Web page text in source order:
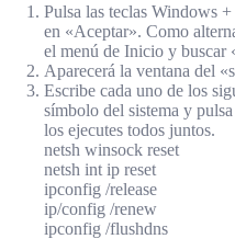
Pulsa las teclas Windows
en «Aceptar». Como
el menú de Inicio y buscar
Aparecerá la ventana del
Escribe cada uno de los
símbolo del sistema y
los ejecutes todos juntos.
netsh winsock reset
netsh int ip reset
ipconfig /release
ip/config /renew
ipconfig /flushdns